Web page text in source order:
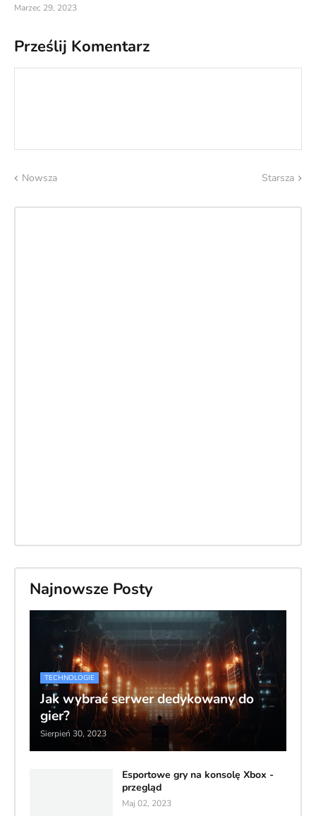
Marzec 29, 2023
Prześlij Komentarz
Nowsza Starsza
Najnowsze Posty
TECHNOLOGIE
Jak wybrać serwer dedykowany do
gier?
Sierpień 30, 2023
Esportowe gry na konsolę Xbox -
przegląd
Maj 02, 2023